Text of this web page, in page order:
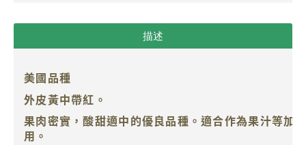
描述
美國品種
外皮黃中帶紅。
果肉密實，酸甜適中的優良品種。適合作為果汁等加
用。